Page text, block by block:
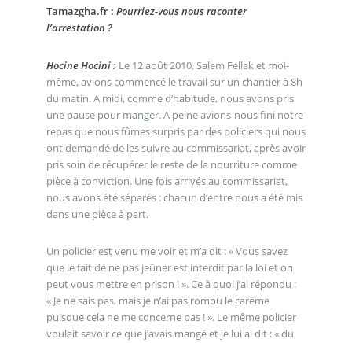
Tamazgha.fr : Pourriez-vous nous raconter
l’arrestation ?
Hocine Hocini : Le 12 août 2010, Salem Fellak et moi-
même, avions commencé le travail sur un chantier à 8h
du matin. A midi, comme d’habitude, nous avons pris
une pause pour manger. A peine avions-nous fini notre
repas que nous fûmes surpris par des policiers qui nous
ont demandé de les suivre au commissariat, après avoir
pris soin de récupérer le reste de la nourriture comme
pièce à conviction. Une fois arrivés au commissariat,
nous avons été séparés : chacun d’entre nous a été mis
dans une pièce à part.
Un policier est venu me voir et m’a dit : « Vous savez
que le fait de ne pas jeûner est interdit par la loi et on
peut vous mettre en prison ! ». Ce à quoi j’ai répondu :
« Je ne sais pas, mais je n’ai pas rompu le carême
puisque cela ne me concerne pas ! ». Le même policier
voulait savoir ce que j’avais mangé et je lui ai dit : « du